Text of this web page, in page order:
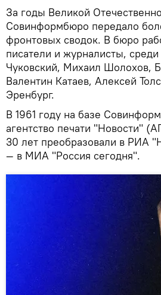
За годы Великой
Совинформбюро передало
фронтовых сводок. В бюро
писатели и журналисты,
Чуковский, Михаил Шолохов,
Валентин Катаев, Алексей
Эренбург.
В 1961 году на базе
агентство печати "Новости"
30 лет преобразовали в РИА
— в МИА "Россия сегодня".